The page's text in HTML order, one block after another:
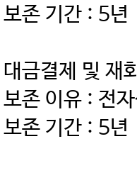
보존 기간 : 5년
대금결제 및 재
보존 이유 : 전
보존 기간 : 5년